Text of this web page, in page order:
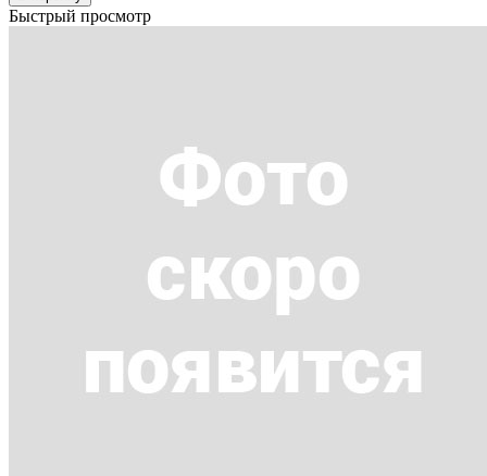
Быстрый просмотр